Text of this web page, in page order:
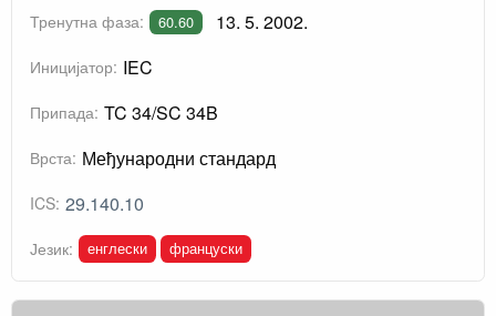
Тренутна фаза: 60.60 13. 5. 2002.
Иницијатор: IEC
Припада: TC 34/SC 34B
Врста: Међународни стандард
ICS: 29.140.10
Језик: енглески француски